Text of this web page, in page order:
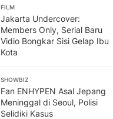
FILM
Jakarta Undercover:
Members Only, Serial Baru
Vidio Bongkar Sisi Gelap Ibu
Kota
SHOWBIZ
Fan ENHYPEN Asal Jepang
Meninggal di Seoul, Polisi
Selidiki Kasus